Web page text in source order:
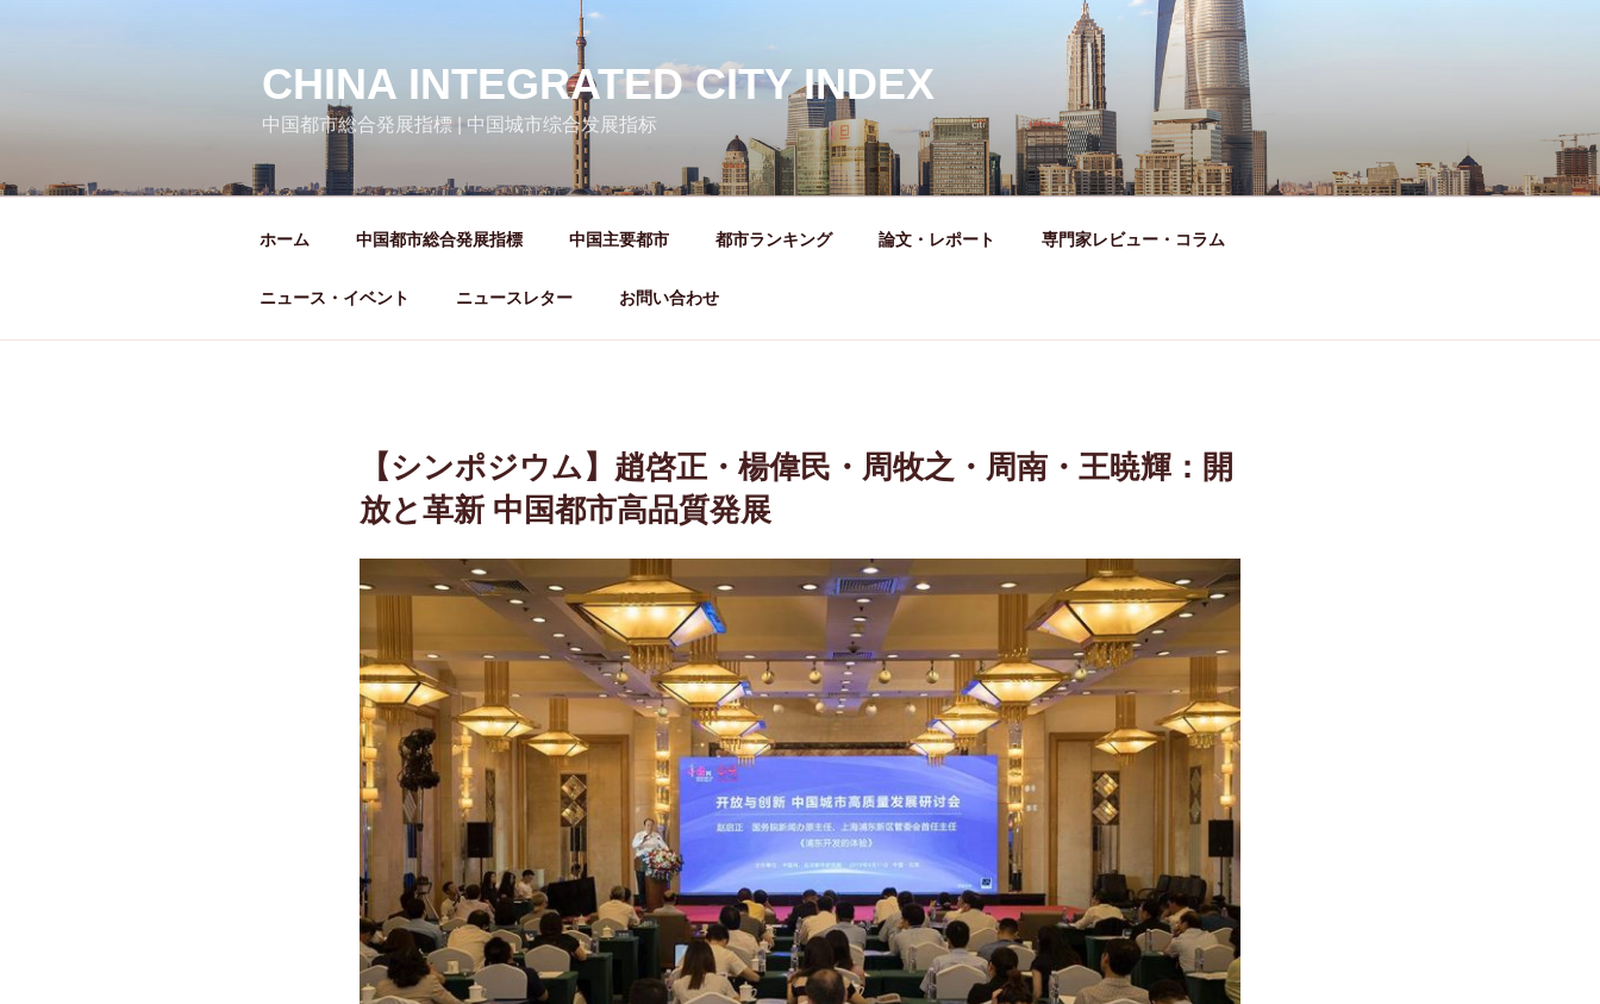
ス
CHINA INTEGRATED CITY INDEX
中国都市総合発展指標 | 中国城市综合发展指标
ホーム 中国都市総合発展指標 中国主要都市 都市ランキング 論文・レポート 専門家レビュー・コラム
ニュース・イベント ニュースレター お問い合わせ
【シンポジウム】趙啓正・楊偉民・周牧之・周南・王暁輝：開
放と革新 中国都市高品質発展